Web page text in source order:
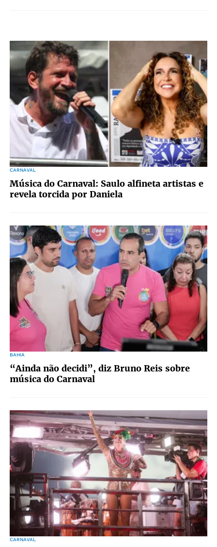
CARNAVAL
Música do Carnaval: Saulo alfineta artistas e
revela torcida por Daniela
BAHIA
“Ainda não decidi”, diz Bruno Reis sobre
música do Carnaval
CARNAVAL